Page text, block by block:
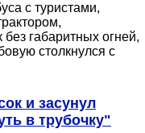
с туристами,
габаритных огней,
столкнулся с
и засунул
в трубочку"